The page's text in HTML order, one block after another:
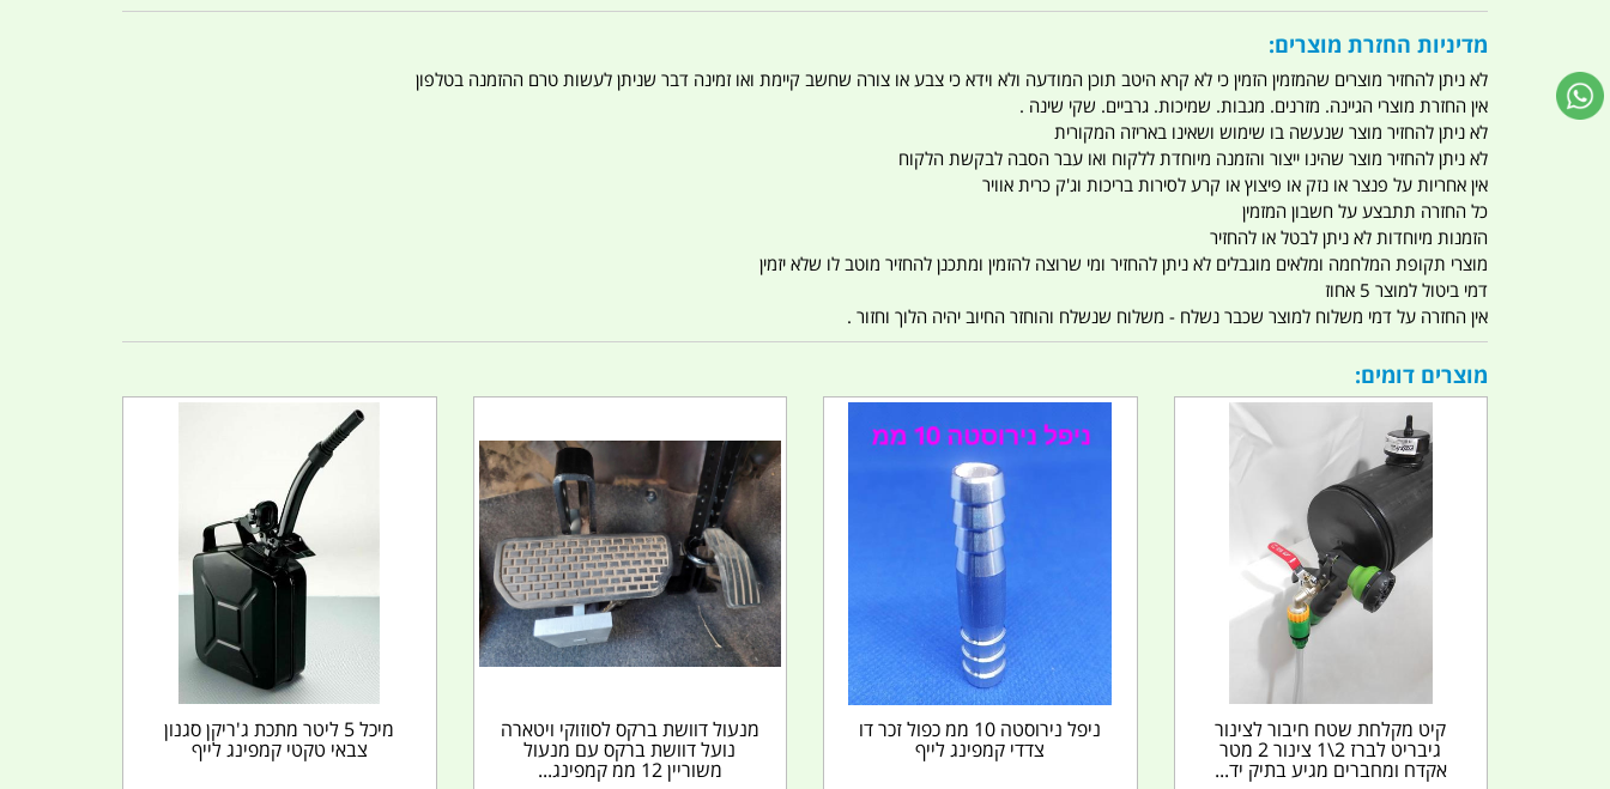
מדיניות החזרת מוצרים:
לא ניתן להחזיר מוצרים שהמזמין הזמין כי לא קרא היטב תוכן המודעה ולא וידא כי צבע או צורה שחשב קיימת ואו זמינה דבר שניתן לעשות טרם ההזמנה בטלפון
אין החזרת מוצרי הגיינה. מזרנים. מגבות. שמיכות. גרביים. שקי שינה .
לא ניתן להחזיר מוצר שנעשה בו שימוש ושאינו באריזה המקורית
לא ניתן להחזיר מוצר שהינו ייצור והזמנה מיוחדת ללקוח ואו עבר הסבה לבקשת הלקוח
אין אחריות על פנצר או נזק או פיצוץ או קרע לסירות בריכות וג'ק כרית אוויר
כל החזרה תתבצע על חשבון המזמין
הזמנות מיוחדות לא ניתן לבטל או להחזיר
מוצרי תקופת המלחמה ומלאים מוגבלים לא ניתן להחזיר ומי שרוצה להזמין ומתכנן להחזיר מוטב לו שלא יזמין
דמי ביטול למוצר 5 אחוז
אין החזרה על דמי משלוח למוצר שכבר נשלח - משלוח שנשלח והוחזר החיוב יהיה הלוך וחזור .
מוצרים דומים:
קיט מקלחת שטח חיבור לצינור
גיבריט לברז 2\1 צינור 2 מטר
אקדח ומחברים מגיע בתיק יד...
ניפל נירוסטה 10 ממ כפול זכר דו
צדדי קמפינג לייף
מנעול דוושת ברקס לסוזוקי ויטארה
נועל דוושת ברקס עם מנעול
משוריין 12 ממ קמפינג...
מיכל 5 ליטר מתכת ג'ריקן סגנון
צבאי טקטי קמפינג לייף